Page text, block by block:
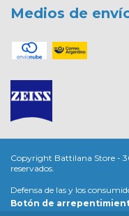
Medios de
Copyright Battilana Store -
reservados.
Defensa de las y los
Botón de